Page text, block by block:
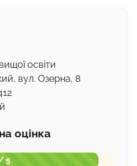
освіти
вул. Озерна, 8
оцінка
5